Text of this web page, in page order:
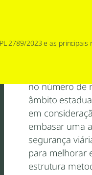
2789/2023 e as
de fornecer
no número de
âmbito
em
embasar uma
segurança
para melhorar
estrutura